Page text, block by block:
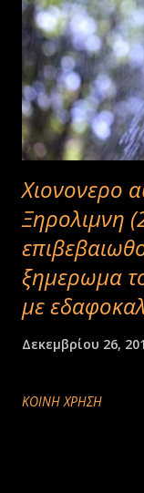
Χιονονερο
Ξηρολιμνη
ξημερωμα
με
Δεκεμβρίου 26,
ΚΟΙΝΉ ΧΡΉΣΗ